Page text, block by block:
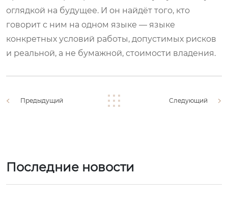
оглядкой на будущее. И он найдёт того, кто
говорит с ним на одном языке — языке
конкретных условий работы, допустимых рисков
и реальной, а не бумажной, стоимости владения.
Предыдущий Следующий
Последние новости